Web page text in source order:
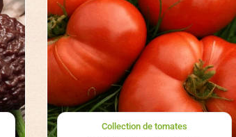
Collection de tomates